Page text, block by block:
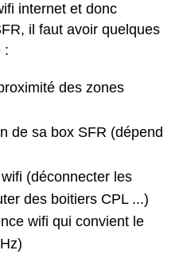
internet et donc
il faut avoir quelques
:
des zones
de sa box SFR (dépend
(déconnecter les
des boitiers CPL ...)
wifi qui convient le